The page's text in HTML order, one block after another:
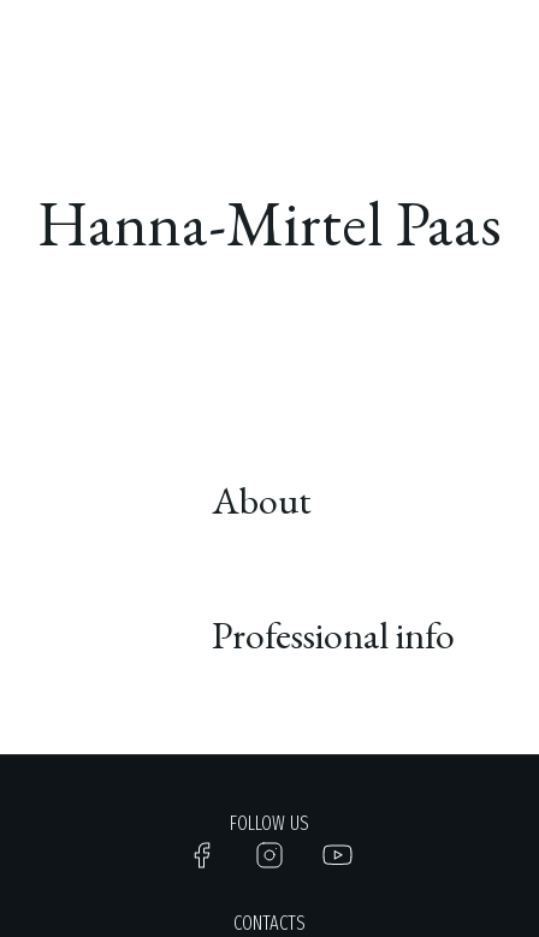
Hanna-Mirtel Paas
About
Professional info
FOLLOW US
CONTACTS